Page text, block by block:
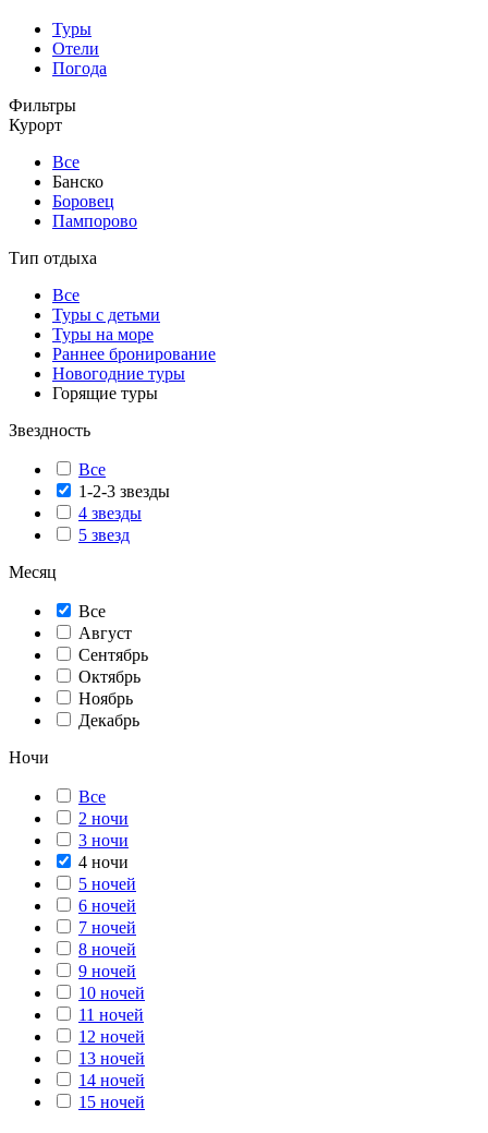
Туры
Отели
Погода
Фильтры
Курорт
Все
Банско
Боровец
Пампорово
Тип отдыха
Все
Туры с детьми
Туры на море
Раннее бронирование
Новогодние туры
Горящие туры
Звездность
Все
1-2-3 звезды
4 звезды
5 звезд
Месяц
Все
Август
Сентябрь
Октябрь
Ноябрь
Декабрь
Ночи
Все
2 ночи
3 ночи
4 ночи
5 ночей
6 ночей
7 ночей
8 ночей
9 ночей
10 ночей
11 ночей
12 ночей
13 ночей
14 ночей
15 ночей